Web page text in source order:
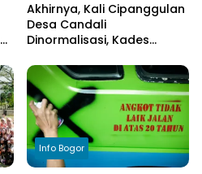
Akhirnya, Kali Cipanggulan
Desa Candali
Dinormalisasi, Kades
kepada Bupati Bogor
Info Bogor